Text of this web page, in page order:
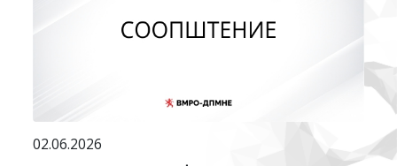
02.06.2026